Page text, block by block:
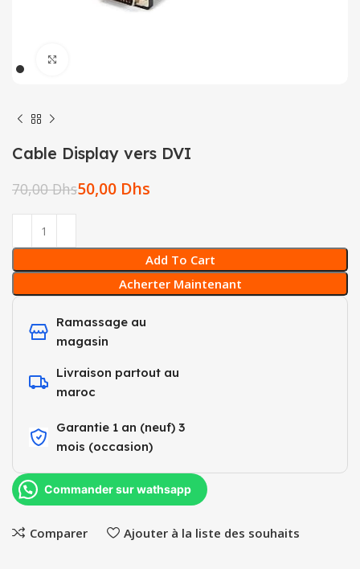
Cable Display vers DVI
70,00Dhs50,00 Dhs
Add To Cart
Acherter Maintenant
Ramassage au
magasin
Livraison partout au
maroc
Garantie 1 an (neuf) 3
mois (occasion)​
Commander sur wathsapp
Comparer Ajouter à la liste des souhaits